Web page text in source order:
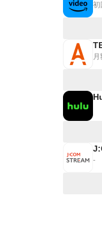
初
-